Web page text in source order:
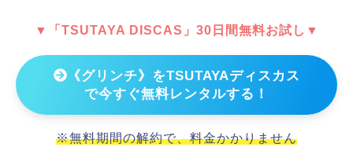
▼「TSUTAYA DISCAS」30日間無料お試し▼
《グリンチ》をTSUTAYAディスカス
で今すぐ無料レンタルする！
※無料期間の解約で、料金かかりません